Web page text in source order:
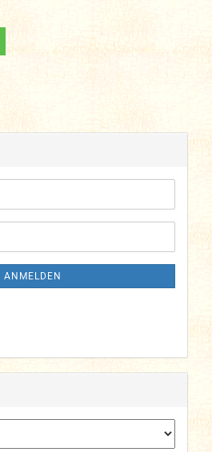
ANMELDEN